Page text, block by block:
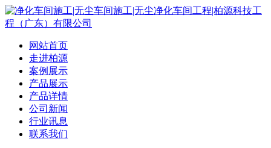
网站首页
走进柏源
案例展示
产品展示
产品详情
公司新闻
行业讯息
联系我们